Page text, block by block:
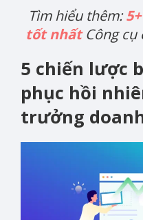
Tìm hiểu thêm:
tốt nhấtCông cụ
5 chiến lược
phục hồi
trưởng